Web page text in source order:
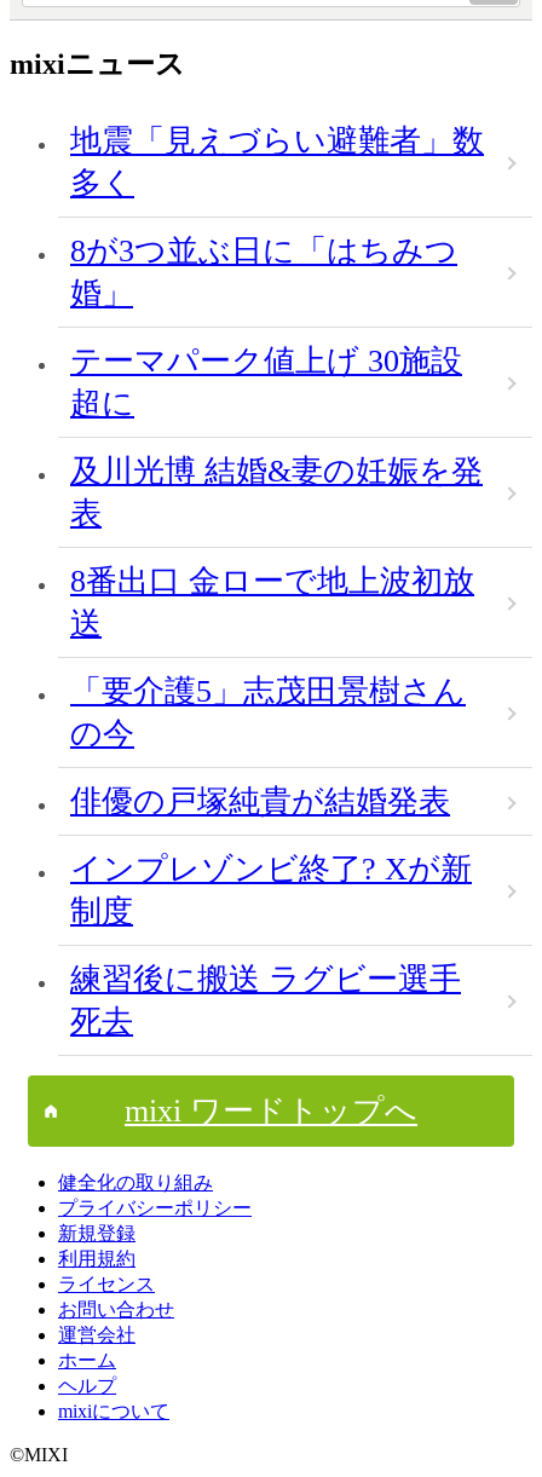
mixiニュース
地震「見えづらい避難者」数
多く
8が3つ並ぶ日に「はちみつ
婚」
テーマパーク値上げ 30施設
超に
及川光博 結婚&妻の妊娠を発
表
8番出口 金ローで地上波初放
送
「要介護5」志茂田景樹さん
の今
俳優の戸塚純貴が結婚発表
インプレゾンビ終了? Xが新
制度
練習後に搬送 ラグビー選手
死去
mixi ワードトップへ
健全化の取り組み
プライバシーポリシー
新規登録
利用規約
ライセンス
お問い合わせ
運営会社
ホーム
ヘルプ
mixiについて
©MIXI